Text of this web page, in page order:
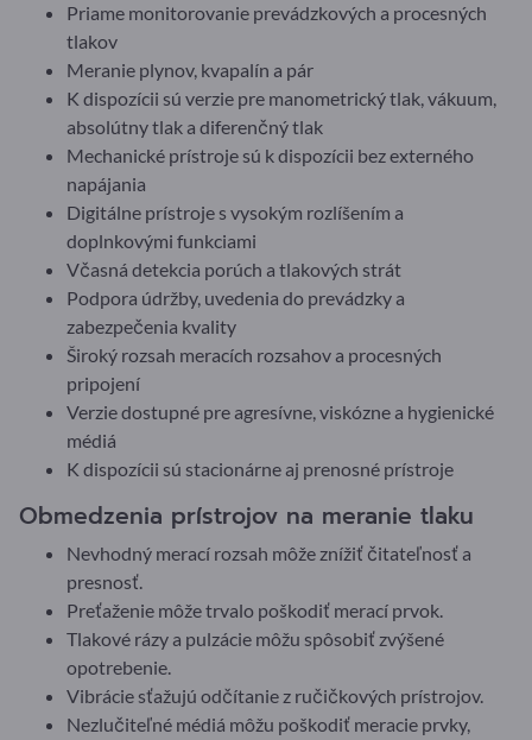
Priame monitorovanie prevádzkových a procesných
tlakov
Meranie plynov, kvapalín a pár
K dispozícii sú verzie pre manometrický tlak, vákuum,
absolútny tlak a diferenčný tlak
Mechanické prístroje sú k dispozícii bez externého
napájania
Digitálne prístroje s vysokým rozlíšením a
doplnkovými funkciami
Včasná detekcia porúch a tlakových strát
Podpora údržby, uvedenia do prevádzky a
zabezpečenia kvality
Široký rozsah meracích rozsahov a procesných
pripojení
Verzie dostupné pre agresívne, viskózne a hygienické
médiá
K dispozícii sú stacionárne aj prenosné prístroje
Obmedzenia prístrojov na meranie tlaku
Nevhodný merací rozsah môže znížiť čitateľnosť a
presnosť.
Preťaženie môže trvalo poškodiť merací prvok.
Tlakové rázy a pulzácie môžu spôsobiť zvýšené
opotrebenie.
Vibrácie sťažujú odčítanie z ručičkových prístrojov.
Nezlučiteľné médiá môžu poškodiť meracie prvky,